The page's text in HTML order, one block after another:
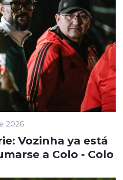
2026
Vozinha ya está
a Colo - Colo